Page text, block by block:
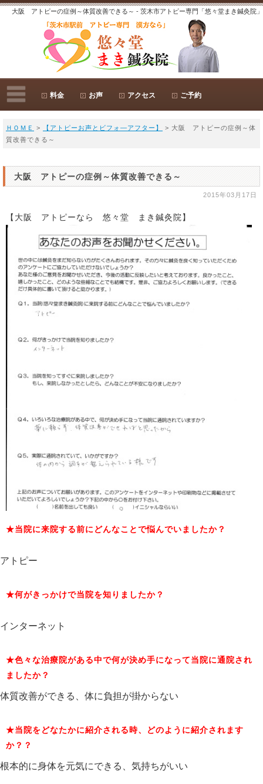
大阪 アトピーの症例～体質改善できる～ - 茨木市アトピー専門「悠々堂まき鍼灸院」
料金 お声 アクセス ご予約
ＨＯＭＥ > 【アトピーお声とビフォ―アフター】
> 大阪 アトピーの症例～体
質改善できる～
大阪 アトピーの症例～体質改善できる～
2015年03月17日
【大阪 アトピーなら 悠々堂 まき鍼灸院】
★当院に来院する前にどんなことで悩んでいましたか？
アトピー
★何がきっかけで当院を知りましたか？
インターネット
★色々な治療院がある中で何が決め手になって当院に通院され
ましたか？
体質改善ができる、体に負担が掛からない
★当院をどなたかに紹介される時、どのように紹介されます
か？？
根本的に身体を元気にできる、気持ちがいい